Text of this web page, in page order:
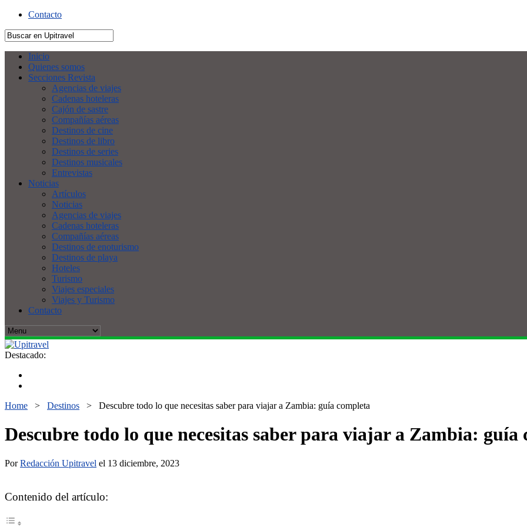
Contacto
Inicio
Quienes somos
Secciones Revista
Agencias de viajes
Cadenas hoteleras
Cajón de sastre
Compañías aéreas
Destinos de cine
Destinos de libro
Destinos de series
Destinos musicales
Entrevistas
Noticias
Artículos
Noticias
Agencias de viajes
Cadenas hoteleras
Compañías aéreas
Destinos de enoturismo
Destinos de playa
Hoteles
Turismo
Viajes especiales
Viajes y Turismo
Contacto
Destacado:
Home > Destinos > Descubre todo lo que necesitas saber para viajar a Zambia: guía completa
Descubre todo lo que necesitas saber para viajar a Zambia: guía
PorRedacción Upitravel el 13 diciembre, 2023
Contenido del artículo: